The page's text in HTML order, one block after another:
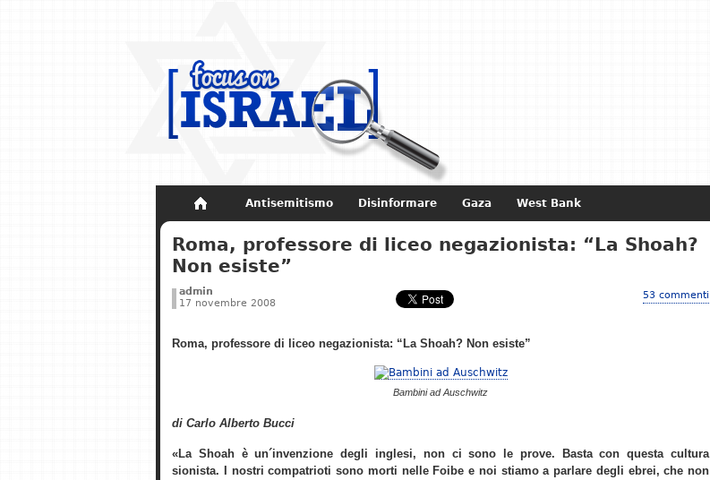
Antisemitismo Disinformare Gaza West Bank
Non dimenticare Storia di Israele
Roma, professore di liceo negazionista: “La Shoah?
Non esiste”
admin
17 novembre 2008
53 commenti
Roma, professore di liceo negazionista: “La Shoah? Non esiste”
Bambini ad Auschwitz
di Carlo Alberto Bucci
«La Shoah è un´invenzione degli inglesi, non ci sono le prove. Basta con questa cultura
sionista. I nostri compatrioti sono morti nelle Foibe e noi stiamo a parlare degli ebrei, che non